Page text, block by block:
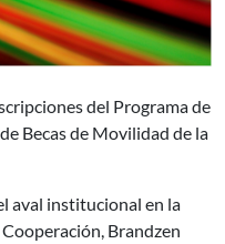
del Programa de
Becas de Movilidad de la
aval institucional en la
Brandzen